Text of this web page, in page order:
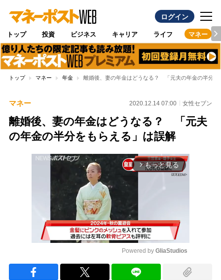
ログイン
トップ 投資 ビジネス キャリア ライフ マネー
トップ マネー 年金 離婚後、妻の年金はどうなる？ 「元夫の年金の半分を
マネー 2020.12.14 07:00 女性セブン
離婚後、妻の年金はどうなる？ 「元夫
の年金の半分をもらえる」は誤解
arrow_forward_ios もっと見る
Powered by GliaStudios